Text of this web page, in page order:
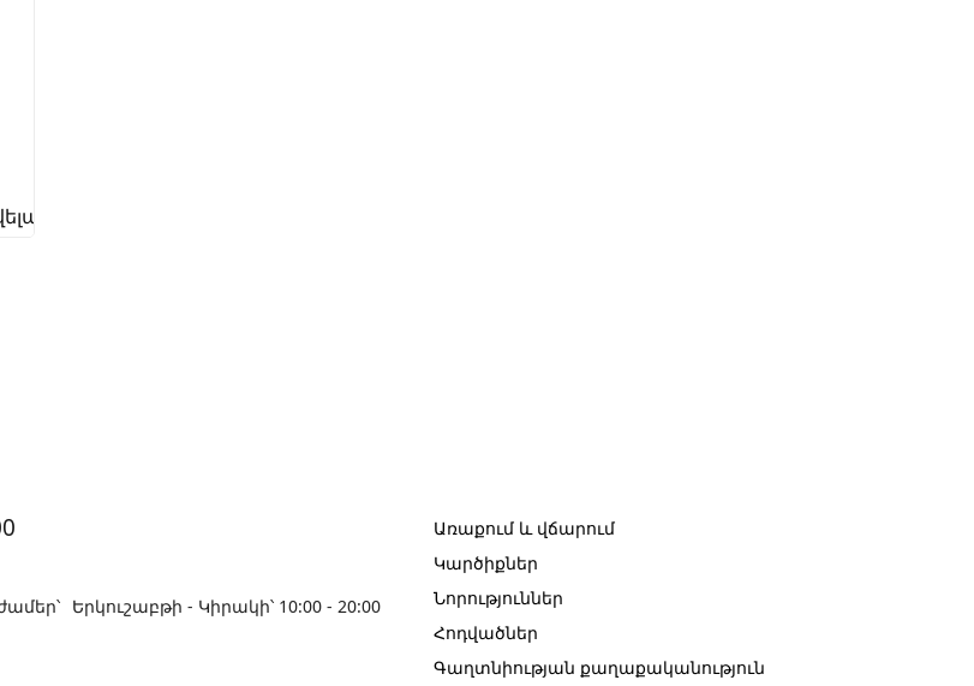
Երկուշաբթի - Կիրակի՝ 10:00 - 20:00
Առաքում և վճարում
Կարծիքներ
Նորություններ
Հոդվածներ
Գաղտնիության քաղաքականություն